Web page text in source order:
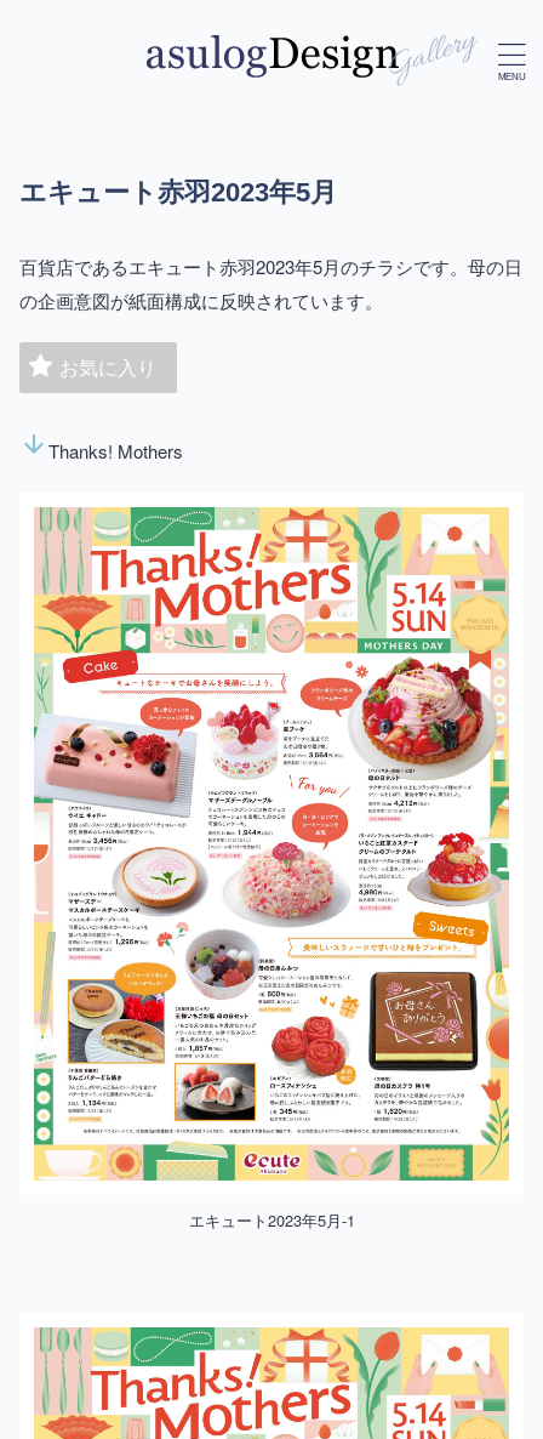
エキュート赤羽2023年5月
百貨店であるエキュート赤羽2023年5月のチラシです。母の日
の企画意図が紙面構成に反映されています。
お気に入り
arrow_downwardThanks! Mothers
エキュート2023年5月-1